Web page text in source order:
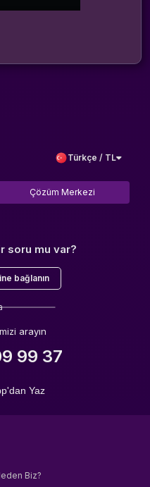
Türkçe / TL
Çözüm Merkezi
soru mu var?
bağlanın
arayın
99 37
Yaz
Biz?